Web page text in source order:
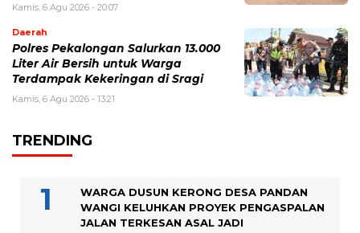
Kamis, 6 Agu 2026 - 20:07
Daerah
Polres Pekalongan Salurkan 13.000
Liter Air Bersih untuk Warga
Terdampak Kekeringan di Sragi
Kamis, 6 Agu 2026 - 13:21
TRENDING
WARGA DUSUN KERONG DESA PANDAN
WANGI KELUHKAN PROYEK PENGASPALAN
JALAN TERKESAN ASAL JADI